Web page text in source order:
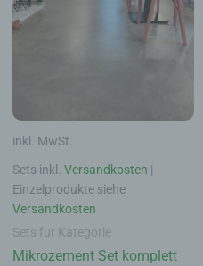
inkl. MwSt.
Sets inkl. Versandkosten |
Einzelprodukte siehe
Versandkosten
Sets fur Kategorie
Mikrozement Set komplett
Die